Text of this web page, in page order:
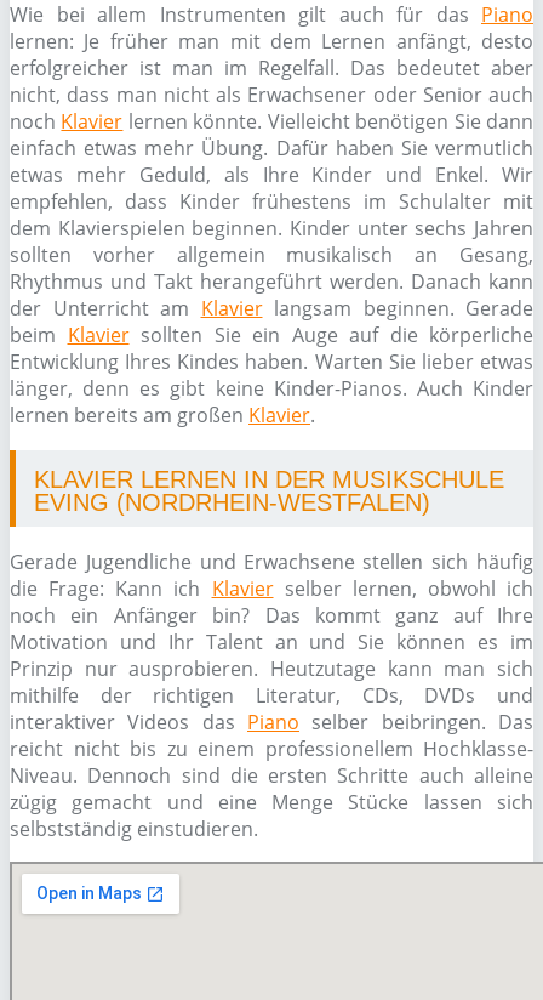
Wie bei allem Instrumenten gilt auch für das Piano
lernen: Je früher man mit dem Lernen anfängt, desto
erfolgreicher ist man im Regelfall. Das bedeutet aber
nicht, dass man nicht als Erwachsener oder Senior auch
noch Klavier lernen könnte. Vielleicht benötigen Sie dann
einfach etwas mehr Übung. Dafür haben Sie vermutlich
etwas mehr Geduld, als Ihre Kinder und Enkel. Wir
empfehlen, dass Kinder frühestens im Schulalter mit
dem Klavierspielen beginnen. Kinder unter sechs Jahren
sollten vorher allgemein musikalisch an Gesang,
Rhythmus und Takt herangeführt werden. Danach kann
der Unterricht am Klavierlangsam beginnen. Gerade
beim Klaviersollten Sie ein Auge auf die körperliche
Entwicklung Ihres Kindes haben. Warten Sie lieber etwas
länger, denn es gibt keine Kinder-Pianos. Auch Kinder
lernen bereits am großen Klavier.
KLAVIER LERNEN IN DER MUSIKSCHULE
EVING (NORDRHEIN-WESTFALEN)
Gerade Jugendliche und Erwachsene stellen sich häufig
die Frage: Kann ich Klavierselber lernen, obwohl ich
noch ein Anfänger bin? Das kommt ganz auf Ihre
Motivation und Ihr Talent an und Sie können es im
Prinzip nur ausprobieren. Heutzutage kann man sich
mithilfe der richtigen Literatur, CDs, DVDs und
interaktiver Videos das Piano selber beibringen. Das
reicht nicht bis zu einem professionellem Hochklasse-
Niveau. Dennoch sind die ersten Schritte auch alleine
zügig gemacht und eine Menge Stücke lassen sich
selbstständig einstudieren.